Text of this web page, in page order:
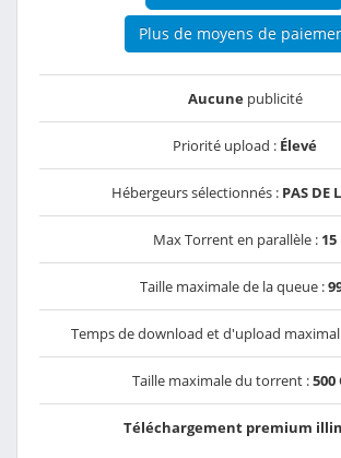
Plus de moyens de
Aucunepublicité
Priorité upload : Élevé
Hébergeurs sélectionnés : PAS DE
Max Torrent en parallèle : 15
Taille maximale de la queue :
Temps de download et d'upload
Taille maximale du torrent :500
Téléchargement premium